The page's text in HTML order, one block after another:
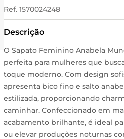
Ref. 1570024248
Descrição
O Sapato Feminino Anabela
perfeita para mulheres que
toque moderno. Com design
apresenta bico fino e salto
estilizada, proporcionando
caminhar. Confeccionado em
acabamento brilhante, é ideal
ou elevar produções noturnas